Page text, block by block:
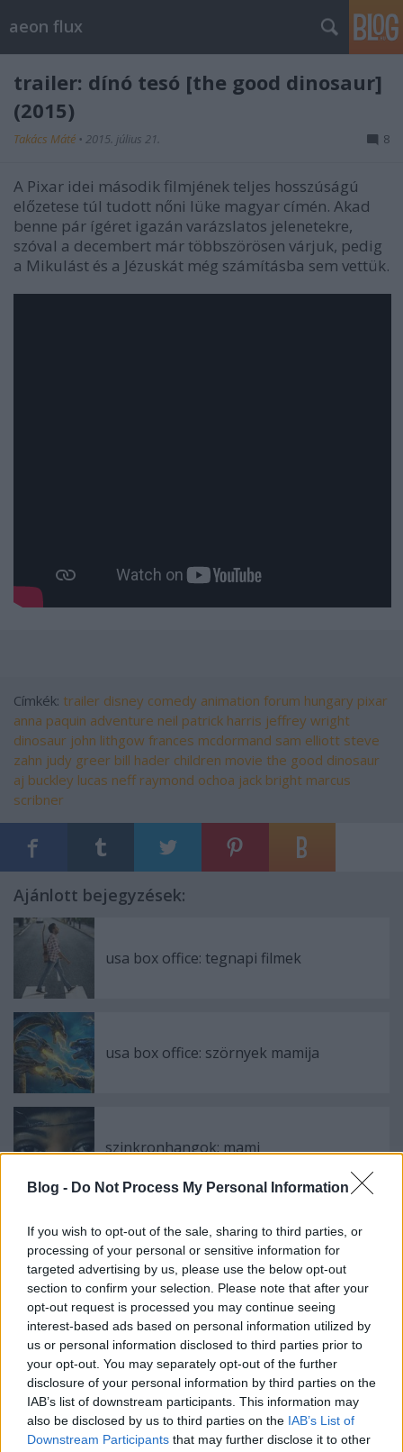
Blog - Do Not Process My Personal Information
If you wish to opt-out of the sale, sharing to third parties, or
processing of your personal or sensitive information for
targeted advertising by us, please use the below opt-out
section to confirm your selection. Please note that after your
opt-out request is processed you may continue seeing
interest-based ads based on personal information utilized by
us or personal information disclosed to third parties prior to
your opt-out. You may separately opt-out of the further
disclosure of your personal information by third parties on the
IAB’s list of downstream participants. This information may
also be disclosed by us to third parties on the IAB’s List of
Downstream Participants that may further disclose it to other
aeon flux
trailer: dínó tesó [the good dinosaur]
(2015)
Takács Máté • 2015. július 21. 8
A Pixar idei második filmjének teljes hosszúságú
előzetese túl tudott nőni lüke magyar címén. Akad
benne pár ígéret igazán varázslatos jelenetekre,
szóval a decembert már többszörösen várjuk, pedig
a Mikulást és a Jézuskát még számításba sem vettük.
Címkék: trailer disney comedy animation forum hungary pixar
anna paquin adventure neil patrick harris jeffrey wright
dinosaur john lithgow frances mcdormand sam elliott steve
zahn judy greer bill hader children movie the good dinosaur
aj buckley lucas neff raymond ochoa jack bright marcus
scribner
Ajánlott bejegyzések:
usa box office: tegnapi filmek
usa box office: szörnyek mamija
szinkronhangok: mami
magyar box office: százegymillió éj
magyar box office: felvonás
Szólj hozzá!